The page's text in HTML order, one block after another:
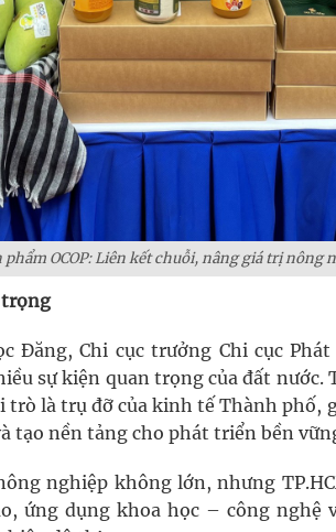
phẩm OCOP: Liên kết chuỗi, nâng giá trị nông
trọng
Đăng, Chi cục trưởng Chi cục
sự kiện quan trọng của đất nước.
là trụ đỡ của kinh tế Thành phố,
tạo nền tảng cho phát triển bền
nghiệp không lớn, nhưng
ứng dụng khoa học – công nghệ